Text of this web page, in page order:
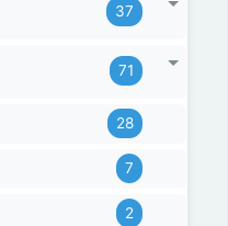
37
71
28
7
2